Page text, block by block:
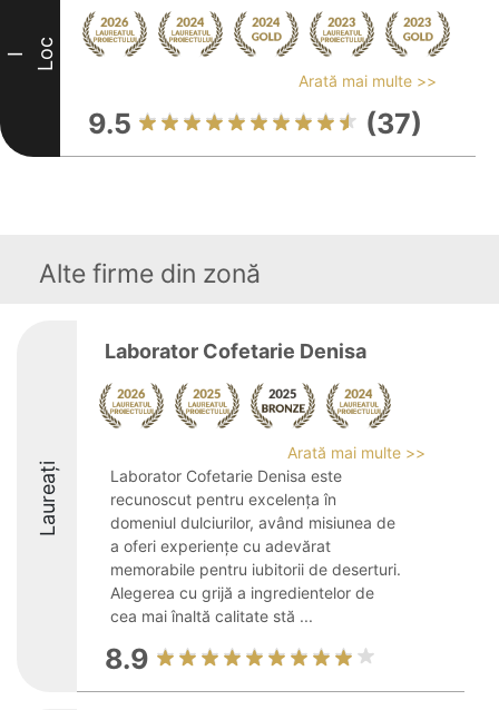
I Loc
Arată mai multe >>
9.5 (37)
Alte firme din zonă
Laureați
Laborator Cofetarie Denisa
Arată mai multe >>
Laborator Cofetarie Denisa este
recunoscut pentru excelența în
domeniul dulciurilor, având misiunea de
a oferi experiențe cu adevărat
memorabile pentru iubitorii de deserturi.
Alegerea cu grijă a ingredientelor de
cea mai înaltă calitate stă ...
8.9